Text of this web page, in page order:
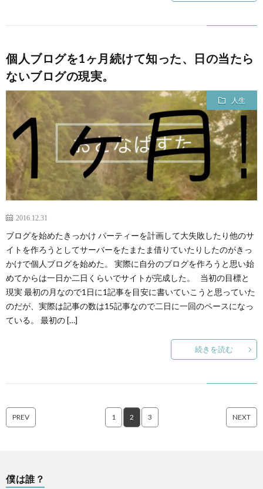
個人ブログを1ヶ月続けて知った、日の当たら
ないブログの現実。
人生
2016.12.31
ブログを始めたきっかけ パーティーを計画して大失敗したり他のサ
イトを作ろうとしてサーバーをたまたま借りていたりしたのがきっ
かけで個人ブログを始めた。 実際に自分のブログを作ろうと思い始
めてからは一日か二日くらいでサイトが完成した。 当初の目標と
現実 最初の月なので1日に1記事を目安に書いていこうと思っていた
のだが、実際は記事の数は15記事なので二日に一回のペースになっ
ている。 最初の […]
続きを読む
PREV 1 2 3 NEXT
僕は誰？